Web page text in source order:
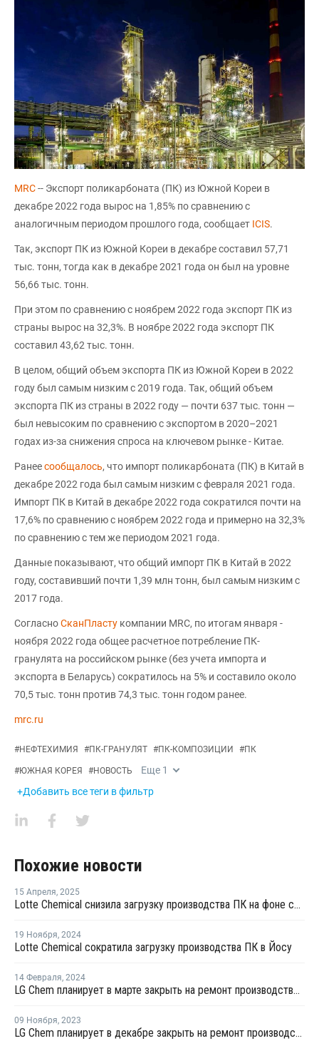
MRC-- Экспорт поликарбоната (ПК) из Южной Кореи в
декабре 2022 года вырос на 1,85% по сравнению с
аналогичным периодом прошлого года, сообщает ICIS.
Так, экспорт ПК из Южной Кореи в декабре составил 57,71
тыс. тонн, тогда как в декабре 2021 года он был на уровне
56,66 тыс. тонн.
При этом по сравнению с ноябрем 2022 года экспорт ПК из
страны вырос на 32,3%. В ноябре 2022 года экспорт ПК
составил 43,62 тыс. тонн.
В целом, общий объем экспорта ПК из Южной Кореи в 2022
году был самым низким с 2019 года. Так, общий объем
экспорта ПК из страны в 2022 году — почти 637 тыс. тонн —
был невысоким по сравнению с экспортом в 2020–2021
годах из-за снижения спроса на ключевом рынке - Китае.
Ранеесообщалось, что импорт поликарбоната (ПК) в Китай в
декабре 2022 года был самым низким с февраля 2021 года.
Импорт ПК в Китай в декабре 2022 года сократился почти на
17,6% по сравнению с ноябрем 2022 года и примерно на 32,3%
по сравнению с тем же периодом 2021 года.
Данные показывают, что общий импорт ПК в Китай в 2022
году, составивший почти 1,39 млн тонн, был самым низким с
2017 года.
СогласноСканПласту компании MRC, по итогам января -
ноября 2022 года общее расчетное потребление ПК-
гранулята на российском рынке (без учета импорта и
экспорта в Беларусь) сократилось на 5% и составило около
70,5 тыс. тонн против 74,3 тыс. тонн годом ранее.
mrc.ru
#НЕФТЕХИМИЯ #ПК-ГРАНУЛЯТ #ПК-КОМПОЗИЦИИ #ПК
#ЮЖНАЯ КОРЕЯ #НОВОСТЬ Еще 1
+Добавить все теги в фильтр
Похожие новости
15 Апреля, 2025
Lotte Chemical снизила загрузку производства ПК на фоне снижения спроса после введения пошлин
19 Ноября, 2024
Lotte Chemical сократила загрузку производства ПК в Йосу
14 Февраля, 2024
LG Chem планирует в марте закрыть на ремонт производство фенола и ацетона в Даэсане
09 Ноября, 2023
LG Chem планирует в декабре закрыть на ремонт производство фенола и ацетона в Даэсане